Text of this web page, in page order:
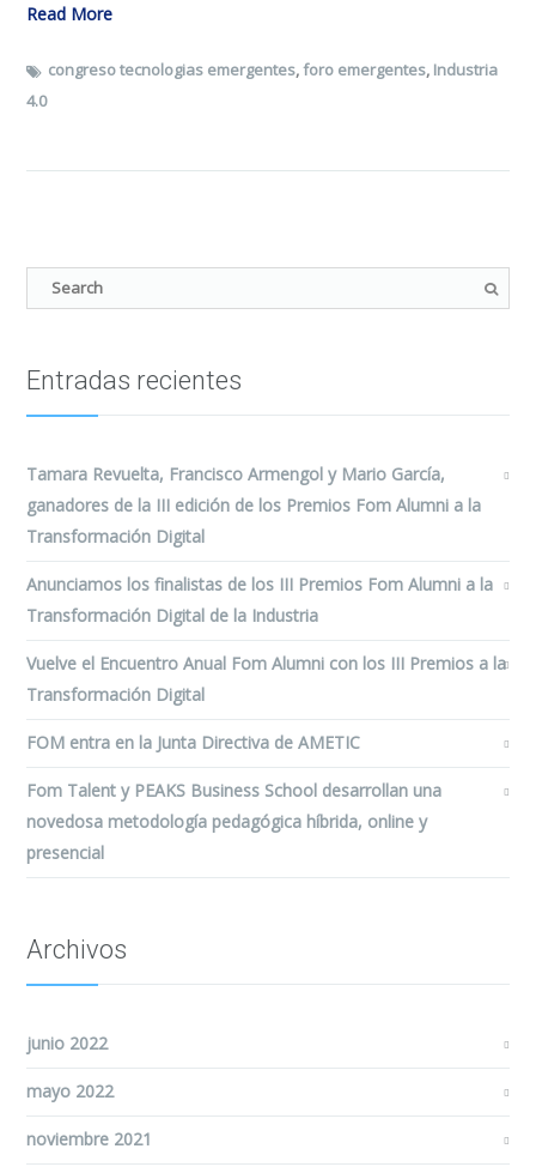
Read More
congreso tecnologias emergentes,foro emergentes, Industria
4.0
Entradas recientes
Tamara Revuelta, Francisco Armengol y Mario García,
ganadores de la III edición de los Premios Fom Alumni a la
Transformación Digital
Anunciamos los finalistas de los III Premios Fom Alumni a la
Transformación Digital de la Industria
Vuelve el Encuentro Anual Fom Alumni con los III Premios a la
Transformación Digital
FOM entra en la Junta Directiva de AMETIC
Fom Talent y PEAKS Business School desarrollan una
novedosa metodología pedagógica híbrida, online y
presencial
Archivos
junio 2022
mayo 2022
noviembre 2021